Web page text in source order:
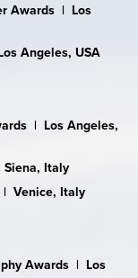
Awards | Los
Angeles, USA
| Los Angeles,
Italy
| Venice, Italy
Awards | Los